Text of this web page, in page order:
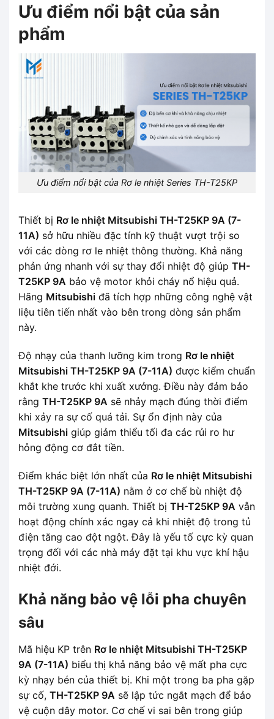
Ưu điểm nổi bật của sản
phẩm
Ưu điểm nổi bật của Rơ le nhiệt Series TH-T25KP
Thiết bị Rơ le nhiệt Mitsubishi TH-T25KP 9A (7-
11A) sở hữu nhiều đặc tính kỹ thuật vượt trội so
với các dòng rơ le nhiệt thông thường. Khả năng
phản ứng nhanh với sự thay đổi nhiệt độ giúp TH-
T25KP 9A bảo vệ motor khỏi cháy nổ hiệu quả.
Hãng Mitsubishi đã tích hợp những công nghệ vật
liệu tiên tiến nhất vào bên trong dòng sản phẩm
này.
Độ nhạy của thanh lưỡng kim trong Rơ le nhiệt
Mitsubishi TH-T25KP 9A (7-11A) được kiểm chuẩn
khắt khe trước khi xuất xưởng. Điều này đảm bảo
rằng TH-T25KP 9A sẽ nhảy mạch đúng thời điểm
khi xảy ra sự cố quá tải. Sự ổn định này của
Mitsubishi giúp giảm thiểu tối đa các rủi ro hư
hỏng động cơ đắt tiền.
Điểm khác biệt lớn nhất của Rơ le nhiệt Mitsubishi
TH-T25KP 9A (7-11A) nằm ở cơ chế bù nhiệt độ
môi trường xung quanh. Thiết bị TH-T25KP 9A vẫn
hoạt động chính xác ngay cả khi nhiệt độ trong tủ
điện tăng cao đột ngột. Đây là yếu tố cực kỳ quan
trọng đối với các nhà máy đặt tại khu vực khí hậu
nhiệt đới.
Khả năng bảo vệ lỗi pha chuyên
sâu
Mã hiệu KP trên Rơ le nhiệt Mitsubishi TH-T25KP
9A (7-11A) biểu thị khả năng bảo vệ mất pha cực
kỳ nhạy bén của thiết bị. Khi một trong ba pha gặp
sự cố, TH-T25KP 9A sẽ lập tức ngắt mạch để bảo
vệ cuộn dây motor. Cơ chế vi sai bên trong giúp